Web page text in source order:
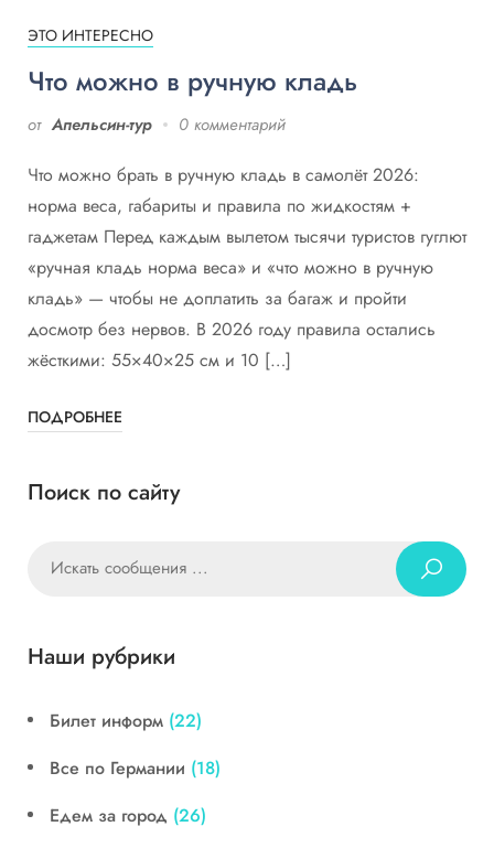
ЭТО ИНТЕРЕСНО
Что можно в ручную кладь
от Апельсин-тур 0 комментарий
Что можно брать в ручную кладь в самолёт 2026:
норма веса, габариты и правила по жидкостям +
гаджетам Перед каждым вылетом тысячи туристов гуглют
«ручная кладь норма веса» и «что можно в ручную
кладь» — чтобы не доплатить за багаж и пройти
досмотр без нервов. В 2026 году правила остались
жёсткими: 55×40×25 см и 10 […]
ПОДРОБНЕЕ
Поиск по сайту
Наши рубрики
Билет информ (22)
Все по Германии (18)
Едем за город (26)